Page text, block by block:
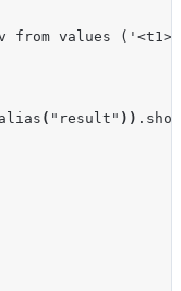
from values
alias ( "result" )) . show